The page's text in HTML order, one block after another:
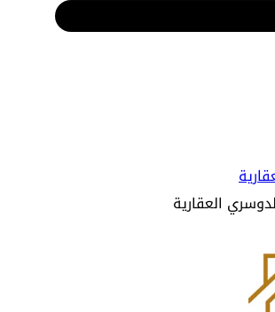
العقارية